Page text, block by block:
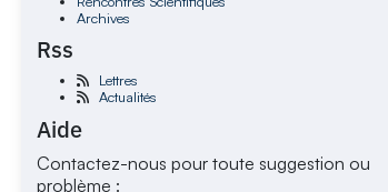
Archives
Rss
Lettres
Actualités
Aide
Contactez-nous pour toute suggestion ou
problème :